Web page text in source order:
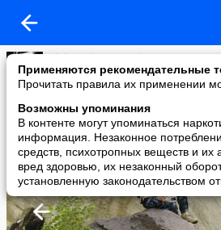
Применяются рекомендательные
Прочитать правила их применении
Возможны упоминания
В контенте могут упоминаться
информация. Незаконное
средств, психотропных веществ и их
вред здоровью, их незаконный
установленную законодательством
Aleksandr Tarnovsky
added a photo
18 Jul в 13:42